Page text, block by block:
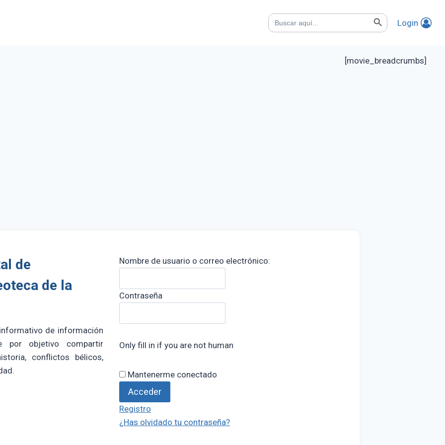
Buscar: Botón de búsqueda
Login
[movie_breadcrumbs]
de
de la
de información
por objetivo compartir
conflictos bélicos,
Nombre de usuario o correo electrónico:
Contraseña
Only fill in if you are not human
Mantenerme conectado
Registro
¿Has olvidado tu contraseña?